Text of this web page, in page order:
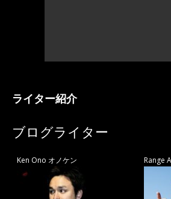
ライター紹介
ブログライター
Ken Ono オノケン Range